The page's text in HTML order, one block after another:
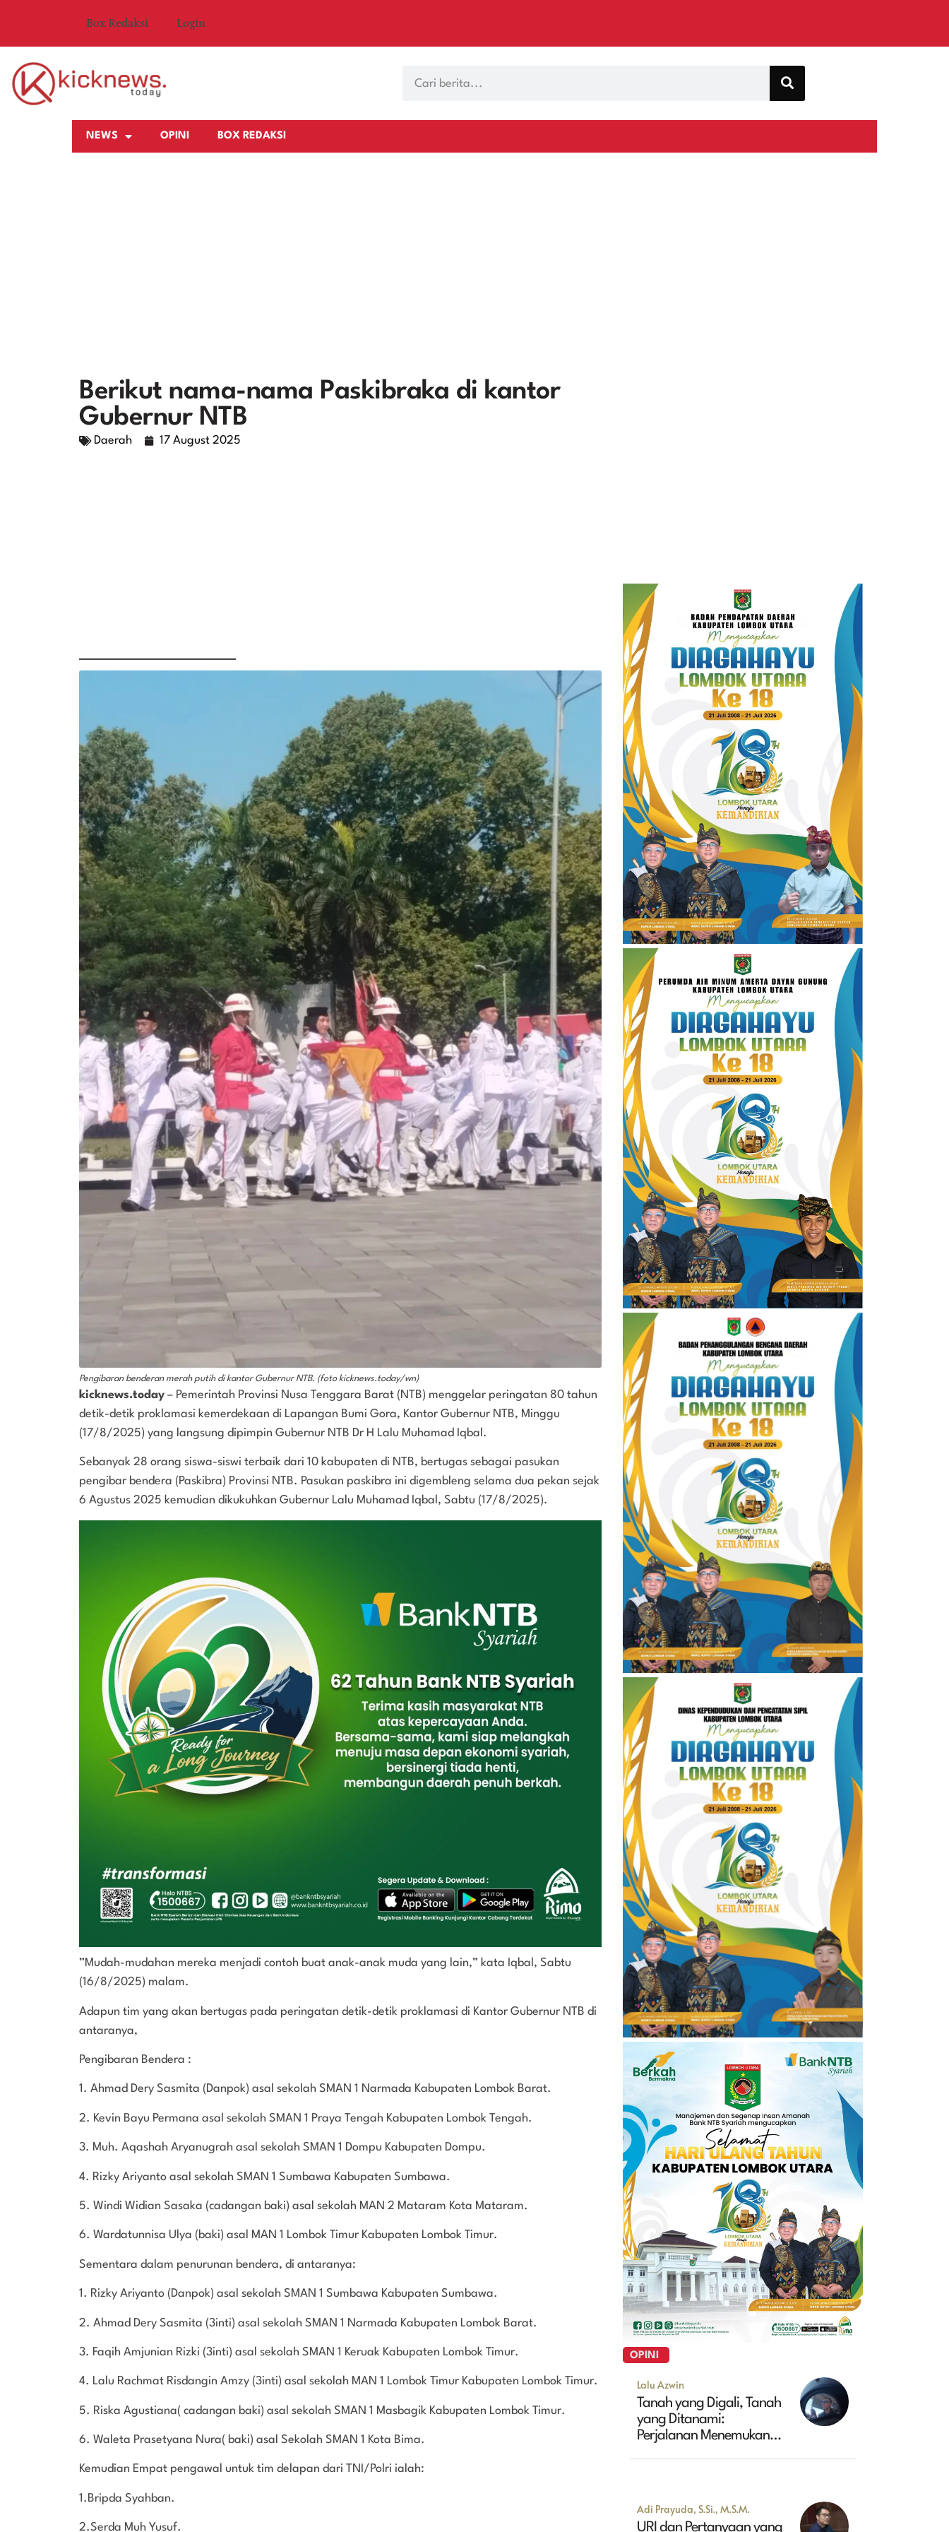
Box Redaksi Login
NEWS OPINI BOX REDAKSI
Berikut nama-nama Paskibraka di kantor
Gubernur NTB
Daerah 17 August 2025
Pengibaran benderan merah putih di kantor Gubernur NTB. (foto kicknews.today/wn)
kicknews.today – Pemerintah Provinsi Nusa Tenggara Barat (NTB) menggelar peringatan 80 tahun
detik-detik proklamasi kemerdekaan di Lapangan Bumi Gora, Kantor Gubernur NTB, Minggu
(17/8/2025) yang langsung dipimpin Gubernur NTB Dr H Lalu Muhamad Iqbal.
Sebanyak 28 orang siswa-siswi terbaik dari 10 kabupaten di NTB, bertugas sebagai pasukan
pengibar bendera (Paskibra) Provinsi NTB. Pasukan paskibra ini digembleng selama dua pekan sejak
6 Agustus 2025 kemudian dikukuhkan Gubernur Lalu Muhamad Iqbal, Sabtu (17/8/2025).
”Mudah-mudahan mereka menjadi contoh buat anak-anak muda yang lain,” kata Iqbal, Sabtu
(16/8/2025) malam.
Adapun tim yang akan bertugas pada peringatan detik-detik proklamasi di Kantor Gubernur NTB di
antaranya,
Pengibaran Bendera :
1. Ahmad Dery Sasmita (Danpok) asal sekolah SMAN 1 Narmada Kabupaten Lombok Barat.
2. Kevin Bayu Permana asal sekolah SMAN 1 Praya Tengah Kabupaten Lombok Tengah.
3. ⁠Muh. Aqashah Aryanugrah asal sekolah SMAN 1 Dompu Kabupaten Dompu.
4. Rizky Ariyanto asal sekolah SMAN 1 Sumbawa Kabupaten Sumbawa.
5. ⁠Windi Widian Sasaka (cadangan baki) asal sekolah MAN 2 Mataram Kota Mataram.
6. ⁠Wardatunnisa Ulya (baki) asal MAN 1 Lombok Timur Kabupaten Lombok Timur.
Sementara dalam penurunan bendera, di antaranya:
1. Rizky Ariyanto (Danpok) asal sekolah SMAN 1 Sumbawa Kabupaten Sumbawa.
2. ⁠Ahmad Dery Sasmita (3inti) asal sekolah SMAN 1 Narmada Kabupaten Lombok Barat.
3. ⁠Faqih Amjunian Rizki (3inti) asal sekolah SMAN 1 Keruak Kabupaten Lombok Timur.
4. ⁠Lalu Rachmat Risdangin Amzy (3inti) asal sekolah MAN 1 Lombok Timur Kabupaten Lombok Timur.
5. ⁠Riska Agustiana( cadangan baki) asal sekolah SMAN 1 Masbagik Kabupaten Lombok Timur.
6. ⁠Waleta Prasetyana Nura( baki) asal Sekolah SMAN 1 Kota Bima.
Kemudian Empat pengawal untuk tim delapan dari TNI/Polri ialah:
1.Bripda Syahban.
2.Serda Muh Yusuf.
OPINI
Lalu Azwin
Tanah yang Digali, Tanah
yang Ditanami:
Perjalanan Menemukan
Adi Prayuda, S.Si., M.S.M.
URI dan Pertanyaan yang